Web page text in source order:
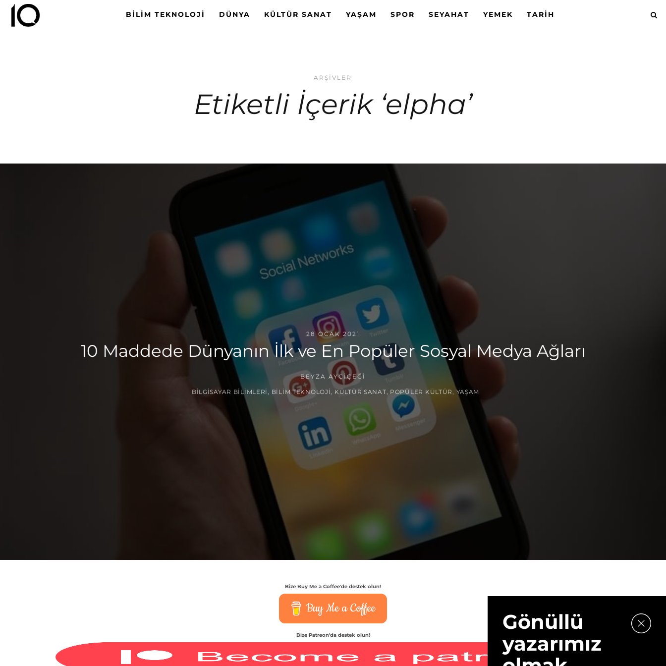
BILIM TEKNOLOJI DÜNYA KÜLTÜR SANAT YAŞAM SPOR SEYAHAT YEMEK TARIH
ARŞIVLER
Etiketli İçerik ‘elpha’
28 OCAK 2021
10 Maddede Dünyanın İlk ve En Popüler Sosyal Medya Ağları
BEYZA AYÇIÇEĞI
BILGISAYAR BILIMLERI BILIM TEKNOLOJI KÜLTÜR SANAT POPÜLER KÜLTÜR YAŞAM
Bize Buy Me a Coffee'de destek olun!
Buy Me a Coffee
Bize Patreon'da destek olun!
Gönüllü
yazarımız